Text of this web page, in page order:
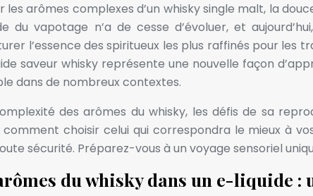
arômes complexes d’un whisky single malt, la
du vapotage n’a de cesse d’évoluer, et
l’essence des spiritueux les plus raffinés pour les
saveur whisky représente une nouvelle façon
dans de nombreux contextes.
des arômes du whisky, les défis de sa
choisir celui qui correspondra le mieux à
sécurité. Préparez-vous à un voyage sensoriel
du whisky dans un e-liquide :